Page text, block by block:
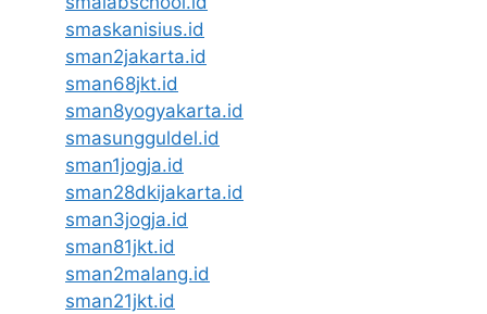
smaskanisius.id
sman2jakarta.id
sman68jkt.id
sman8yogyakarta.id
smasungguldel.id
sman1jogja.id
sman28dkijakarta.id
sman3jogja.id
sman81jkt.id
sman2malang.id
sman21jkt.id